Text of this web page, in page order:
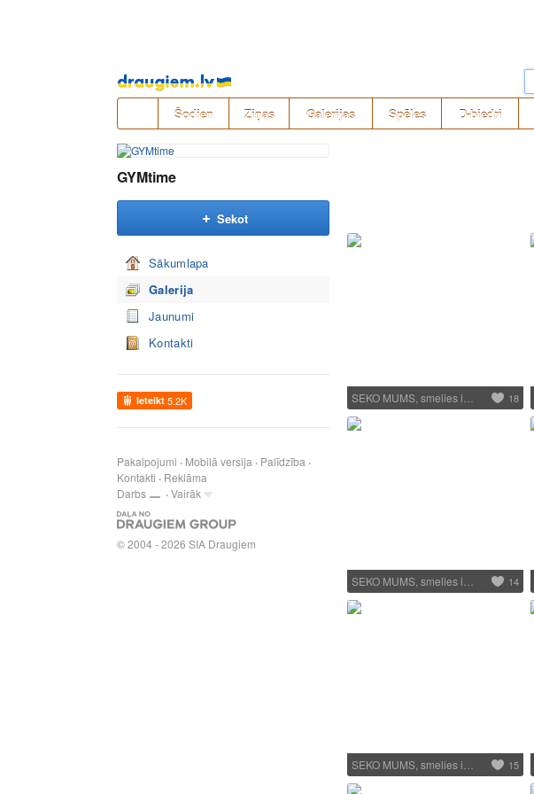
Pāriet
uz
saturu
Šodien Ziņas Galerijas Spēles D-biedri
GYMtime
Sekot
Sākumlapa
Galerija
Jaunumi
Kontakti
Ieteikt 5.2K
Pakalpojumi Mobilā versija
Palīdzība
Kontakti
Reklāma
Darbs
Vairāk
© 2004 - 2026 SIA Draugiem
SEKO MUMS, smelies i… 18
SEKO MUMS, smelies i… 14
SEKO MUMS, smelies i… 15